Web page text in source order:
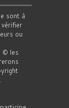
sont à
ou
© les